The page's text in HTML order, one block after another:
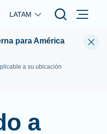
Skip to main content
LATAM
para América
a su ubicación
a